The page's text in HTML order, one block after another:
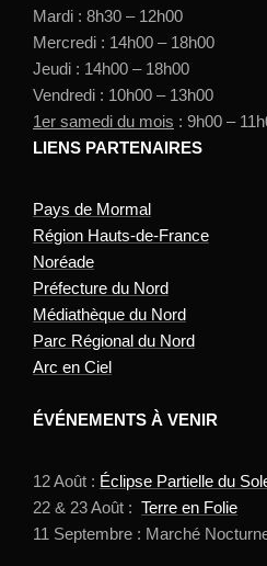
Mardi : 8h30 – 12h00
Mercredi : 14h00 – 18h00
Jeudi : 14h00 – 18h00
Vendredi : 10h00 – 13h00
1er samedi du mois : 9h00 –
LIENS PARTENAIRES
Pays de Mormal
Région Hauts-de-France
Noréade
Préfecture du Nord
Médiathèque du Nord
Parc Régional du Nord
Arc en Ciel
ÉVÉNEMENTS À VENIR
12 Août : Éclipse Partielle du
22 & 23 Août : Terre en Folie
11 Septembre : Marché